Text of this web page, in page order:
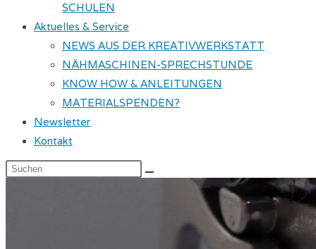
SCHULEN
Aktuelles & Service
NEWS AUS DER KREATIVWERKSTATT
NÄHMASCHINEN-SPRECHSTUNDE
KNOW HOW & ANLEITUNGEN
MATERIALSPENDEN?
Newsletter
Kontakt